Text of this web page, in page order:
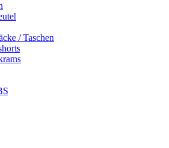
/ Taschen